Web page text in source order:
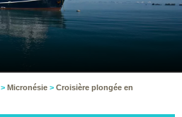
> Micronésie > Croisière plongée en